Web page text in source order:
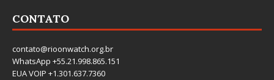
CONTATO
contato@rioonwatch.org.br
WhatsApp +55.21.998.865.151
EUA VOIP +1.301.637.7360